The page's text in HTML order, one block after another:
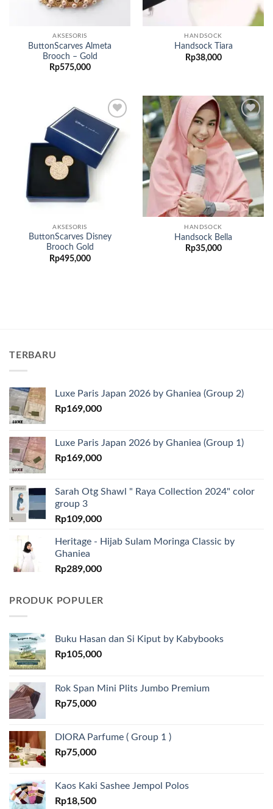
AKSESORIS
ButtonScarves Almeta
Brooch – Gold
Rp575,000
HANDSOCK
Handsock Tiara
Rp38,000
Add to
wishlist
AKSESORIS
ButtonScarves Disney
Brooch Gold
Rp495,000
Add to
wishlist
HANDSOCK
Handsock Bella
Rp35,000
TERBARU
Luxe Paris Japan 2026 by Ghaniea (Group 2)
Rp169,000
Luxe Paris Japan 2026 by Ghaniea (Group 1)
Rp169,000
Sarah Otg Shawl " Raya Collection 2024" color
group 3
Rp109,000
Heritage - Hijab Sulam Moringa Classic by
Ghaniea
Rp289,000
PRODUK POPULER
Buku Hasan dan Si Kiput by Kabybooks
Rp105,000
Rok Span Mini Plits Jumbo Premium
Rp75,000
DIORA Parfume ( Group 1 )
Rp75,000
Kaos Kaki Sashee Jempol Polos
Rp18,500